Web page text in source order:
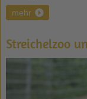
mehr
Streichelzoo